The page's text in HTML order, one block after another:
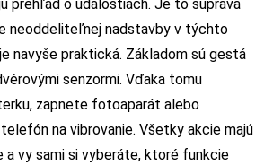
prehľad o udalostiach. Je to súprava
neoddeliteľnej nadstavby v týchto
navyše praktická. Základom sú gestá
senzormi. Vďaka tomu
zapnete fotoaparát alebo
na vibrovanie. Všetky akcie majú
a vy sami si vyberáte, ktoré funkcie